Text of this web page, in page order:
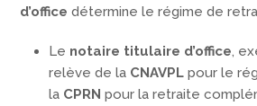
d’office détermine le régime de
Le notaire titulaire d’office,
relève de la CNAVPL pour le
la CPRN pour la retraite